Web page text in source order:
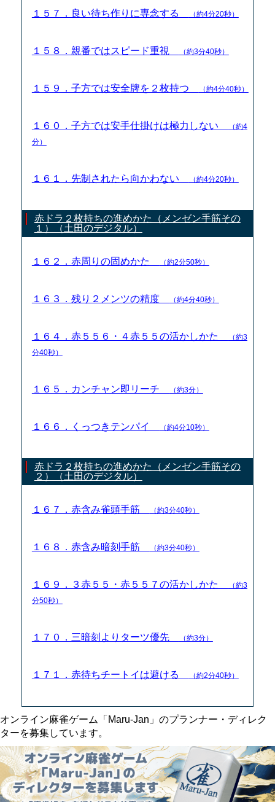
１５７．良い待ち作りに専念する （約4分20秒）
１５８．親番ではスピード重視 （約3分40秒）
１５９．子方では安全牌を２枚持つ （約4分40秒）
１６０．子方では安手仕掛けは極力しない
（約4
分）
１６１．先制されたら向かわない （約4分20秒）
赤ドラ２枚持ちの進めかた（メンゼン手筋その
１）（土田のデジタル）
１６２．赤周りの固めかた （約2分50秒）
１６３．残り２メンツの精度 （約4分40秒）
１６４．赤５５６・４赤５５の活かしかた
（約3
分40秒）
１６５．カンチャン即リーチ （約3分）
１６６．くっつきテンパイ （約4分10秒）
赤ドラ２枚持ちの進めかた（メンゼン手筋その
２）（土田のデジタル）
１６７．赤含み雀頭手筋 （約3分40秒）
１６８．赤含み暗刻手筋 （約3分40秒）
１６９．３赤５５・赤５５７の活かしかた
（約3
分50秒）
１７０．三暗刻よりターツ優先 （約3分）
１７１．赤待ちチートイは避ける （約2分40秒）
オンライン麻雀ゲーム「Maru-Jan」のプランナー・ディレク
ターを募集しています。